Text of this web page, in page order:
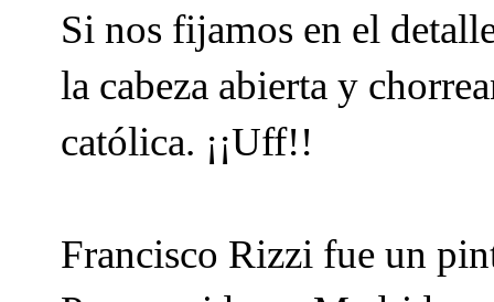
Si nos fijamos en el
la cabeza abierta y
católica. ¡¡Uff!!
Francisco Rizzi fue un